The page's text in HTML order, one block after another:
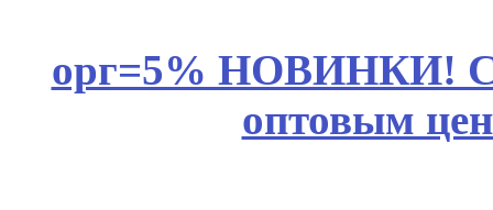
орг=5% НОВИНКИ!
оптовым